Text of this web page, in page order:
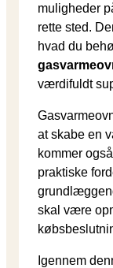
muligheder
rette sted.
hvad du
værdifuldt
at skabe en
kommer
praktiske
skal være
Igennem